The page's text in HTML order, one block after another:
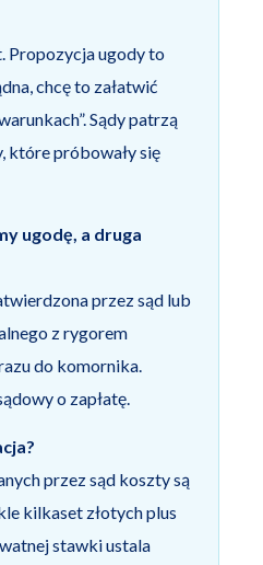
Propozycja ugody to
chcę to załatwić
Sądy patrzą
które próbowały się
ugodę, a druga
przez sąd lub
z rygorem
do komornika.
o zapłatę.
przez sąd koszty są
kilkaset złotych plus
stawki ustala